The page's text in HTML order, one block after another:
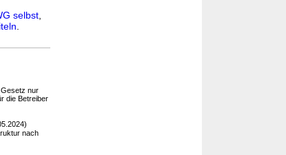
selbst
nur
die Betreiber
nach